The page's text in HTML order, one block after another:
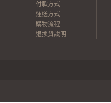
付款方式
運送方式
購物流程
退換貨說明